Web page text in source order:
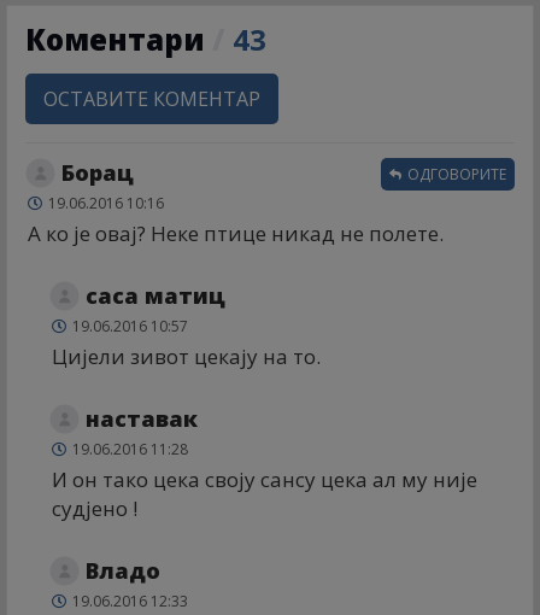
Коментари 43
ОСТАВИТЕ КОМЕНТАР
Борац
19.06.2016 10:16
А ко је овај? Неке птице никад не полете.
ОДГОВОРИТЕ
саса матиц
19.06.2016 10:57
Цијели зивот цекају на то.
наставак
19.06.2016 11:28
И он тако цека своју сансу цека ал му није
судјено !
Владо
19.06.2016 12:33